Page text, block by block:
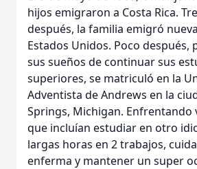
hijos emigraron a Costa Rica.
después, la familia emigró
Estados Unidos. Poco después,
sus sueños de continuar sus
superiores, se matriculó en la
Adventista de Andrews en la
Springs, Michigan. Enfrentando
que incluían estudiar en otro
largas horas en 2 trabajos,
enferma y mantener un super